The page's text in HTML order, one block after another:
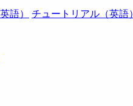
語） チュートリアル（英語）